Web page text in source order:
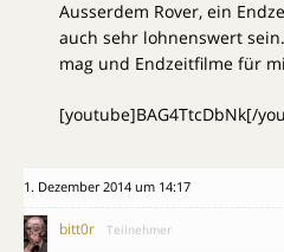
Ausserdem Rover, ein
auch sehr lohnenswert
mag und Endzeitfilme für
[youtube]BAG4TtcDbNk[/
1. Dezember 2014 um 14:17
bitt0r Teilnehmer